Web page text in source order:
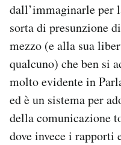
dall’immaginarle per
sorta di presunzione
mezzo (e alla sua
qualcuno) che ben si
molto evidente in
ed è un sistema per
della comunicazione
dove invece i rapporti